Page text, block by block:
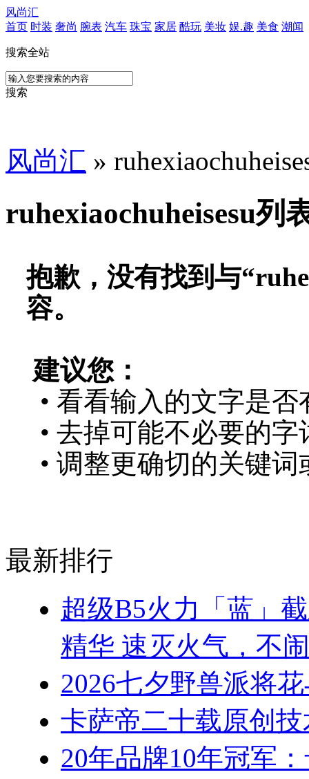
风尚汇
首页 时装 奢尚 腕表 汽车 珠宝 家居 酷玩 美妆 娱.趣 美食 潮闻
搜索全站
搜索
风尚汇 »
ruhexiaochuheisesu列
抱歉，没有找到与“
容。
建议您：
• 看看输入的文字是否
• 去掉可能不必要的字
• 调整更确切的关键
最新排行
超级B5火力「蓝」
精华 速灭火气，不
2026七夕野兽派将
卡萨帝二十载原创
20年品牌10年冠军